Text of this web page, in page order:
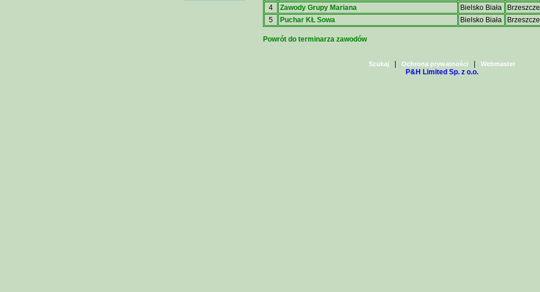
4
Zawody Grupy Mariana Bielsko Biała Brzeszcze
5
Puchar KŁ Sowa Bielsko Biała Brzeszcze
Powrót do terminarza zawodów
Szukaj Ochrona prywatności Webmaster
P&H Limited Sp. z o.o.